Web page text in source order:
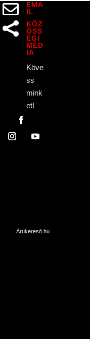

EMA
IL

KÖZ
ÖSS
ÉGI
MÉD
IA
Köve
ss
mink
et!
Árukereső.hu